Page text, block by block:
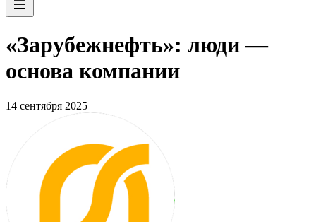
«Зарубежнефть»: люди —
основа компании
14 сентября 2025